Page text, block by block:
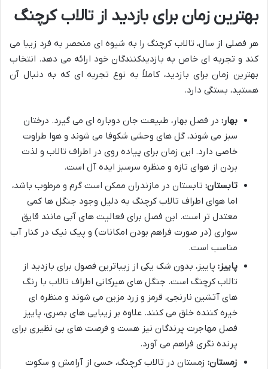
بهترین زمان برای بازدید از تالاب کرچنگ
هر فصلی از سال، تالاب کرچنگ را به شیوه ای منحصر به فرد زیبا می
کند و تجربه ای خاص به بازدیدکنندگان خود ارائه می دهد. انتخاب
بهترین زمان برای بازدید، کاملاً به نوع تجربه ای که به دنبال آن
هستید، بستگی دارد.
بهار: در فصل بهار، طبیعت جان دوباره ای می گیرد. درختان
سبز می شوند، گل های وحشی شکوفا می شوند و هوا طراوت
خاصی دارد. این زمان برای پیاده روی در اطراف تالاب و لذت
بردن از هوای تازه و منظره سرسبز ایده آل است.
تابستان: تابستان در مازندران ممکن است گرم و مرطوب باشد،
اما هوای اطراف تالاب کرچنگ به دلیل وجود جنگل ها کمی
معتدل تر است. این فصل برای فعالیت های آبی مانند قایق
سواری (در صورت فراهم بودن امکانات) و پیک نیک در کنار آب
مناسب است.
پاییز: پاییز، بدون شک یکی از زیباترین فصول برای بازدید از
تالاب کرچنگ است. جنگل های هیرکانی اطراف تالاب با رنگ
های آتشین نارنجی، قرمز و زرد مزین می شوند و منظره ای
خیره کننده خلق می کنند. علاوه بر زیبایی های بصری، پاییز
فصل مهاجرت پرندگان نیز هست و فرصت های بی نظیری برای
پرنده نگری فراهم می آورد.
زمستان: زمستان در تالاب کرچنگ، حسی از آرامش و سکوت